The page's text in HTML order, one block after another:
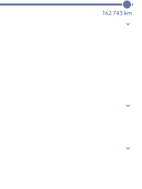
162 743 km